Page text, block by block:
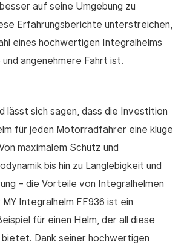
auf seine Umgebung zu
Erfahrungsberichte unterstreichen,
eines hochwertigen Integralhelms
angenehmere Fahrt ist.
lässt sich sagen, dass die Investition
für jeden Motorradfahrer eine kluge
maximalem Schutz und
bis hin zu Langlebigkeit und
– die Vorteile von Integralhelmen
Integralhelm FF936 ist ein
für einen Helm, der all diese
Dank seiner hochwertigen